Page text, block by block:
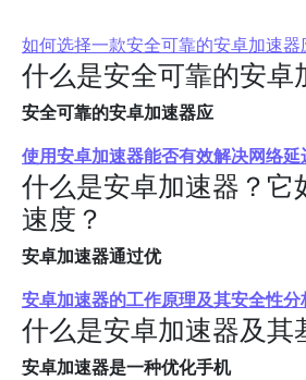
如何选择一款安全可靠的安卓加速器
什么是安全可靠的安卓
安全可靠的安卓加速器应
使用安卓加速器能否有效解决网络延
什么是安卓加速器？它
速度？
安卓加速器通过优
安卓加速器的工作原理及其安全性分
什么是安卓加速器及其
安卓加速器是一种优化手机